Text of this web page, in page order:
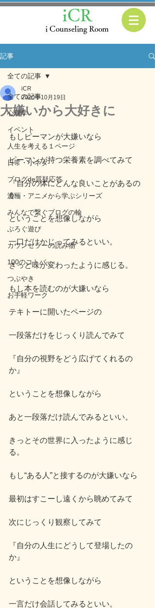
i Counseling Room
iCR
記事
全ての記事
心理学
イベント
人生を考える１ページ
日常・小ネタ
ブログde質疑応答
漫画・アニメから学ぶシリーズ
みんなで繋ぐブログの輪
ぶろぐ遊び
カウンセラーの読み物
100のコトバ
つぶやき
お手軽ワーク
全ての記事
大嫌いから大好きに
iCR
2020年10月19日
もしピーマンが大嫌いなら
ピーマンが持つ栄養素を調べてみて
『自分の体にどんな良いことがあるの
か』
ということを想像しながら
一口だけかじってみるといい。
きっと味が変わったように感じる。
もし本を読むのが大嫌いなら
テキトーに開いたページの
一段落だけをじっくり読んでみて
『自分の視野をどう広げてくれるの
か』
ということを想像しながら
あと一段落だけ読んでみるといい。
きっとその世界に入ったように感じ
る。
もし“ある人”と接するのが大嫌いなら
最初はすこーし遠くから眺めてみて
次にじっくり観察してみて
『自分の人生にどうして登場したの
か』
ということを想像しながら
一言だけ会話してみるといい。